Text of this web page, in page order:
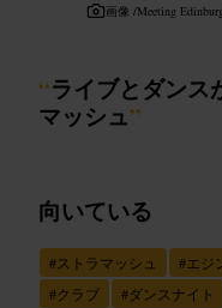
画像 /Meeting
“ライブとダンス
マッシュ”
向いている
#ストラマッシュ #エジ
#クラブ #ダンスナイト